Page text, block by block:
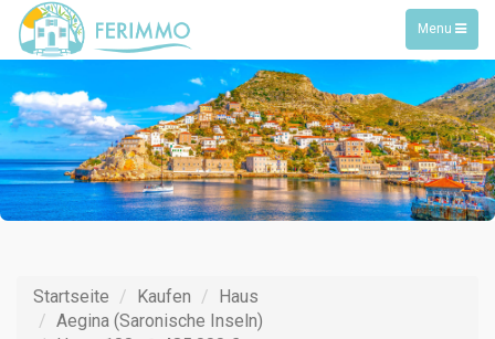
Toggle
navigation
Menu
Startseite Kaufen
Haus
Aegina (Saronische Inseln)